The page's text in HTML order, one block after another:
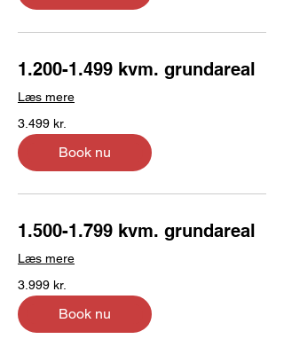
1.200-1.499 kvm. grundareal
Læs mere
3.499
danske
kroner
3.499 kr.
Book nu
1.500-1.799 kvm. grundareal
Læs mere
3.999
danske
kroner
3.999 kr.
Book nu